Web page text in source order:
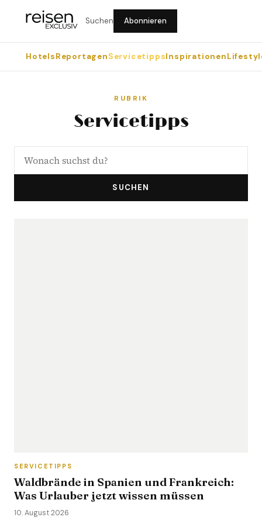
Suchen Abonnieren
HotelsReportagenServicetippsInspirationen
RUBRIK
Servicetipps
SUCHEN
SERVICETIPPS
Waldbrände in Spanien und Frankreich:
Was Urlauber jetzt wissen müssen
10. August 2026